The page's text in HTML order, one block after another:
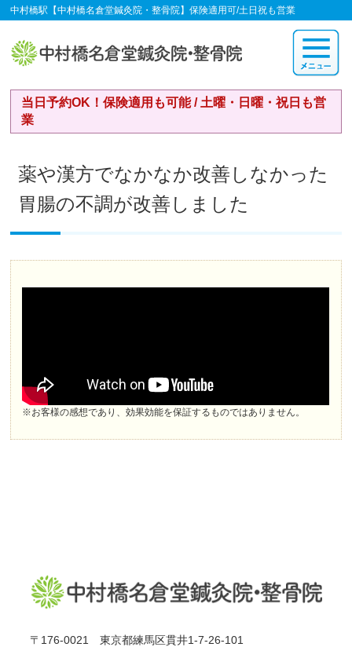
中村橋駅【中村橋名倉堂鍼灸院・整骨院】保険適用可/土日祝も営業
当日予約OK！保険適用も可能 / 土曜・日曜・祝日も営
業
薬や漢方でなかなか改善しなかった
胃腸の不調が改善しました
※お客様の感想であり、効果効能を保証するものではありません。
〒176-0021 東京都練馬区貫井1-7-26-101